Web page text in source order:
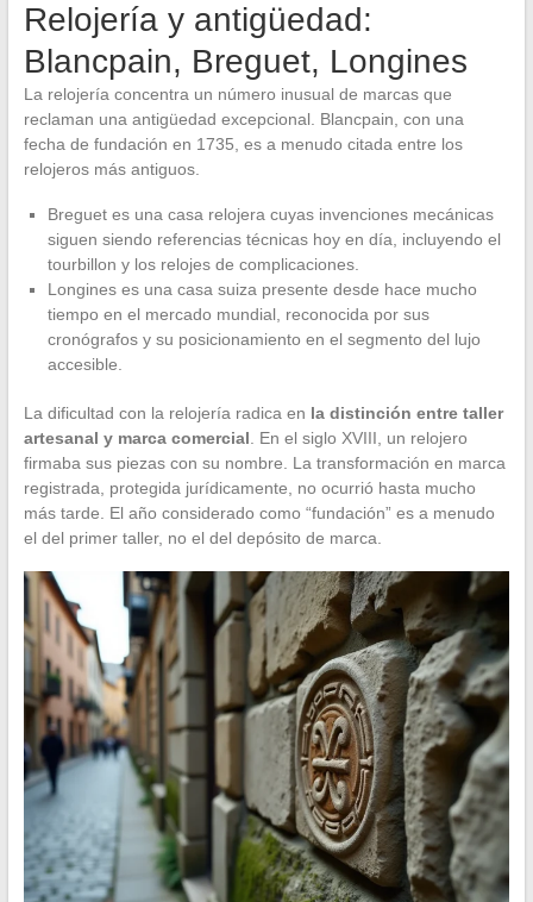
Relojería y antigüedad:
Blancpain, Breguet, Longines
La relojería concentra un número inusual de marcas que
reclaman una antigüedad excepcional. Blancpain, con una
fecha de fundación en 1735, es a menudo citada entre los
relojeros más antiguos.
Breguet es una casa relojera cuyas invenciones mecánicas
siguen siendo referencias técnicas hoy en día, incluyendo el
tourbillon y los relojes de complicaciones.
Longines es una casa suiza presente desde hace mucho
tiempo en el mercado mundial, reconocida por sus
cronógrafos y su posicionamiento en el segmento del lujo
accesible.
La dificultad con la relojería radica en la distinción entre taller
artesanal y marca comercial. En el siglo XVIII, un relojero
firmaba sus piezas con su nombre. La transformación en marca
registrada, protegida jurídicamente, no ocurrió hasta mucho
más tarde. El año considerado como “fundación” es a menudo
el del primer taller, no el del depósito de marca.